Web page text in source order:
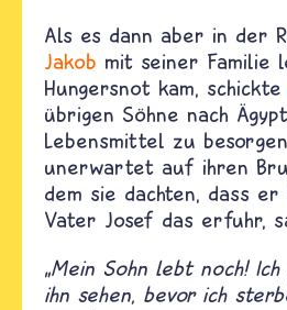
Als es dann aber in der
Jakob mit seiner Familie
Hungersnot kam, schickte
übrigen Söhne nach
Lebensmittel zu
unerwartet auf ihren
dem sie dachten, dass
Vater Josef das erfuhr,
„Mein Sohn lebt noch!
ihn sehen, bevor ich